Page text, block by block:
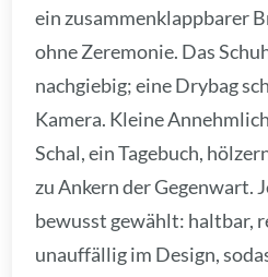
ein zusammenklappbarer
ohne Zeremonie. Das
nachgiebig; eine Drybag
Kamera. Kleine
Schal, ein Tagebuch,
zu Ankern der Gegenwart.
bewusst gewählt: haltbar,
unauffällig im Design,